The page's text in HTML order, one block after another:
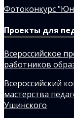
Фотоконкурс
Проекты для
Всероссийское
работников
Всероссийский
мастерства
Ушинского